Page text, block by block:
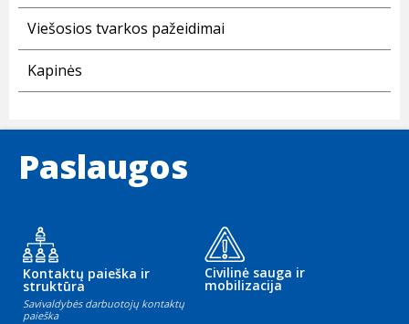
Viešosios tvarkos pažeidimai
Kapinės
Paslaugos
Kontaktų paieška ir
struktūra
Savivaldybės darbuotojų kontaktų
paieška
Civilinė sauga ir
mobilizacija